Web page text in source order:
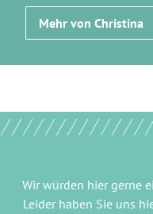
Mehr von Christina
Wir würden hier gerne
Leider haben Sie uns